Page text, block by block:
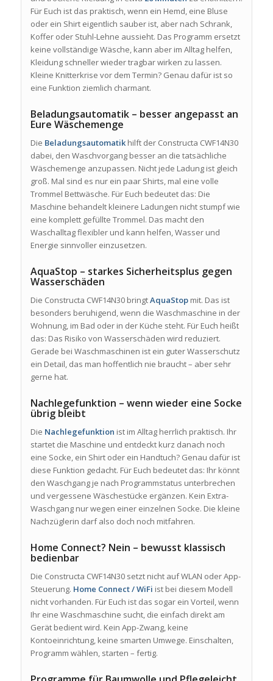
Für Euch ist das praktisch, wenn ein Hemd, eine Bluse
oder ein Shirt eigentlich sauber ist, aber nach Schrank,
Koffer oder Stuhl-Lehne aussieht. Das Programm ersetzt
keine vollständige Wäsche, kann aber im Alltag helfen,
Kleidung schneller wieder tragbar wirken zu lassen.
Kleine Knitterkrise vor dem Termin? Genau dafür ist so
eine Funktion ziemlich charmant.
Beladungsautomatik – besser angepasst an
Eure Wäschemenge
Die Beladungsautomatikhilft der Constructa CWF14N30
dabei, den Waschvorgang besser an die tatsächliche
Wäschemenge anzupassen. Nicht jede Ladung ist gleich
groß. Mal sind es nur ein paar Shirts, mal eine volle
Trommel Bettwäsche. Für Euch bedeutet das: Die
Maschine behandelt kleinere Ladungen nicht stumpf wie
eine komplett gefüllte Trommel. Das macht den
Waschalltag flexibler und kann helfen, Wasser und
Energie sinnvoller einzusetzen.
AquaStop – starkes Sicherheitsplus gegen
Wasserschäden
Die Constructa CWF14N30 bringtAquaStopmit. Das ist
besonders beruhigend, wenn die Waschmaschine in der
Wohnung, im Bad oder in der Küche steht. Für Euch heißt
das: Das Risiko von Wasserschäden wird reduziert.
Gerade bei Waschmaschinen ist ein guter Wasserschutz
ein Detail, das man hoffentlich nie braucht – aber sehr
gerne hat.
Nachlegefunktion – wenn wieder eine Socke
übrig bleibt
Die Nachlegefunktion ist im Alltag herrlich praktisch. Ihr
startet die Maschine und entdeckt kurz danach noch
eine Socke, ein Shirt oder ein Handtuch? Genau dafür ist
diese Funktion gedacht. Für Euch bedeutet das: Ihr könnt
den Waschgang je nach Programmstatus unterbrechen
und vergessene Wäschestücke ergänzen. Kein Extra-
Waschgang nur wegen einer einzelnen Socke. Die kleine
Nachzüglerin darf also doch noch mitfahren.
Home Connect? Nein – bewusst klassisch
bedienbar
Die Constructa CWF14N30 setzt nicht auf WLAN oder App-
Steuerung. Home Connect / WiFi ist bei diesem Modell
nicht vorhanden. Für Euch ist das sogar ein Vorteil, wenn
Ihr eine Waschmaschine sucht, die einfach direkt am
Gerät bedient wird. Kein App-Zwang, keine
Kontoeinrichtung, keine smarten Umwege. Einschalten,
Programm wählen, starten – fertig.